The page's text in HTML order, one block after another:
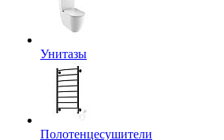
Унитазы
Полотенцесушители